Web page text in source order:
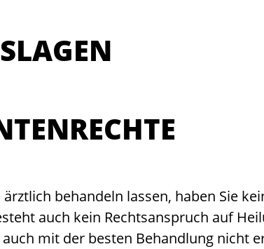
ärztlich behandeln lassen, haben Sie
auch kein Rechtsanspruch auf
auch mit der besten Behandlung nicht